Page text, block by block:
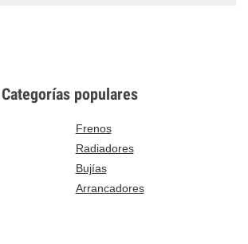
Categorías populares
Frenos
Radiadores
Bujías
Arrancadores